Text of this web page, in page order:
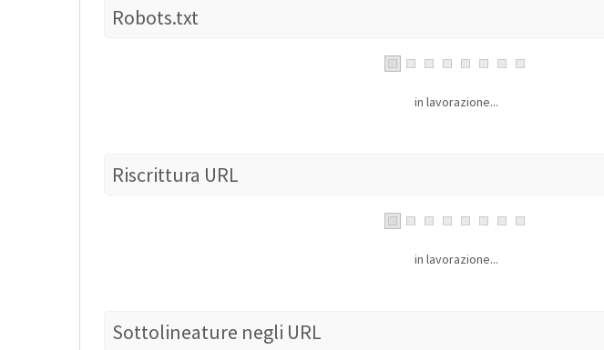
Robots.txt
in lavorazione...
Riscrittura URL
in lavorazione...
Sottolineature negli URL